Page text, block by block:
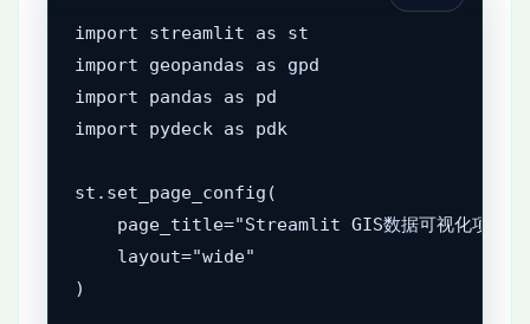
import streamlit as st
import geopandas as gpd
import pandas as pd
import pydeck as pdk
st.set_page_config(
    page_title="Streamlit GIS数据可视化项目",
    layout="wide"
)